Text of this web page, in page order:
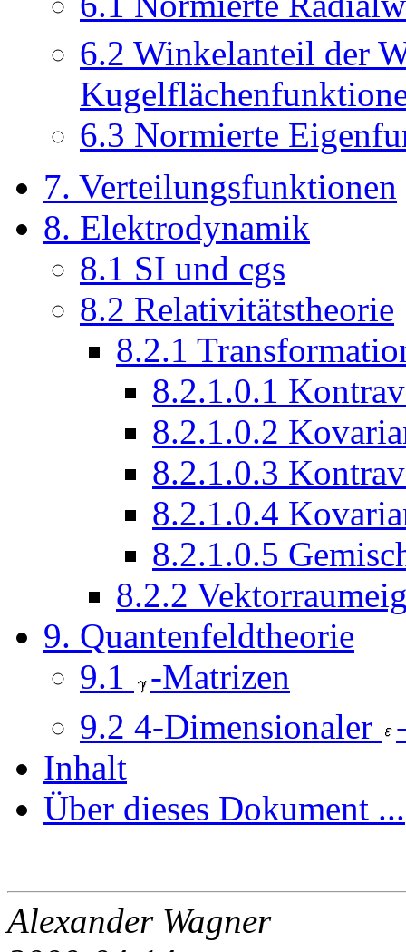
6.2 Winkelanteil der
6.3 Normierte
7. Verteilungsfunktionen
8. Elektrodynamik
8.1 SI und cgs
8.2 Relativitätstheorie
8.2.1
8.2.1.0.1
8.2.1.0.2
8.2.1.0.3
8.2.1.0.4
8.2.1.0.5
8.2.2
9. Quantenfeldtheorie
9.1
-Matrizen
9.2 4-Dimensionaler
Inhalt
Über dieses Dokument ...
Alexander Wagner